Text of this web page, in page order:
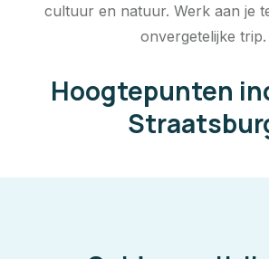
cultuur en natuur. Werk aan je
onvergetelijke trip.
Hoogtepunten